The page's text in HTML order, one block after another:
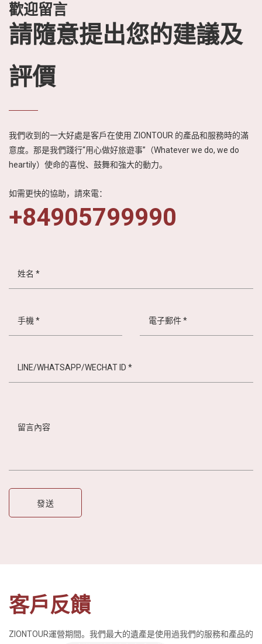
歡迎留言
請隨意提出您的建議及
評價
我們收到的一大好處是客戶在使用 ZIONTOUR 的產品和服務時的滿
意度。那是我們踐行“用心做好旅遊事”（Whatever we do, we do
heartily）使命的喜悅、鼓舞和強大的動力。
如需更快的協助，請來電：
+84905799990
客戶反饋
ZIONTOUR運營期間。我們最大的遺產是使用過我們的服務和產品的